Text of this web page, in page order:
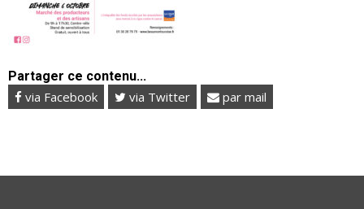
Partager ce contenu...
via Facebook via Twitter par mail